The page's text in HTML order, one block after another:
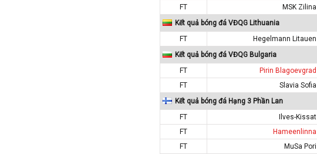
FT
MSK Zilina
Kết quả bóng đá VĐQG Lithuania
FT
Hegelmann Litauen
Kết quả bóng đá VĐQG Bulgaria
FT
Pirin Blagoevgrad
FT
Slavia Sofia
Kết quả bóng đá Hạng 3 Phần Lan
FT
Ilves-Kissat
FT
Hameenlinna
FT
MuSa Pori